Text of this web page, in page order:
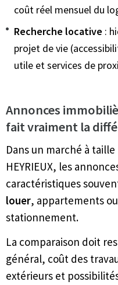
coût réel mensuel du
Recherche locative :
projet de vie
utile et services de
Annonces
fait vraiment la
Dans un marché à
HEYRIEUX, les
caractéristiques
louer, appartements
stationnement.
La comparaison doit
général, coût des
extérieurs et